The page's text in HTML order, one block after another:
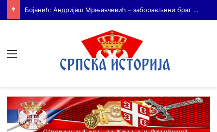
На Дражин дан у Лондону обележено 80. година од мучког убиства генерала Драгољуба Драже Михаиловића